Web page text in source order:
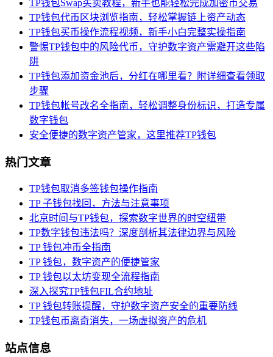
TP钱包Swap买卖教程，新手也能轻松完成加密币交易
TP钱包代币区块浏览指南，轻松掌握链上资产动态
TP钱包买币操作流程视频，新手小白完整实操指南
警惕TP钱包中的风险代币，守护数字资产需避开这些陷
阱
TP钱包添加资金池后，分红在哪里看？附详细查看领取
步骤
TP钱包帐号改名全指南，轻松调整身份标识，打造专属
数字钱包
安全便捷的数字资产管家，这里推荐TP钱包
热门文章
TP钱包取消多签钱包操作指南
TP 子钱包找回，方法与注意事项
北京时间与TP钱包，探索数字世界的时空纽带
TP数字钱包违法吗？深度剖析其法律边界与风险
TP 钱包冲币全指南
TP 钱包，数字资产的便捷管家
TP 钱包以太坊变现全流程指南
深入探究TP钱包FIL合约地址
TP 钱包转账提醒，守护数字资产安全的重要防线
TP钱包币离奇消失，一场虚拟资产的危机
站点信息